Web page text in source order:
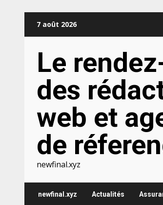
7 août 2026
Le
des
web et
de
newfinal.xyz
newfinal.xyz Actualités